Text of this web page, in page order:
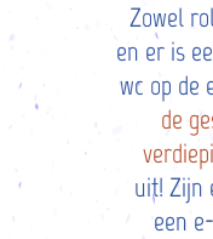
Zowel
en er is
wc op de
de
uit! Zijn
een